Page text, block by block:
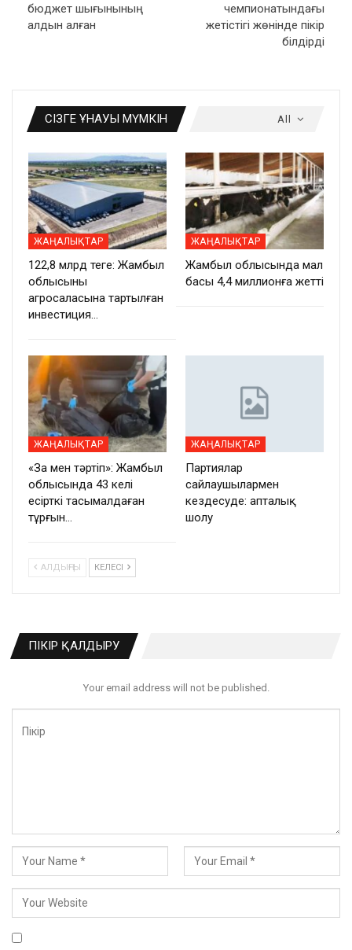
бюджет шығынының
алдын алған
чемпионатындағы
жетістігі жөнінде пікір
білдірді
All
СІЗГЕ ҰНАУЫ МҮМКІН
ЖАҢАЛЫҚТАР
122,8 млрд теңге: Жамбыл
облысының
агросаласына тартылған
инвестиция…
ЖАҢАЛЫҚТАР
Жамбыл облысында мал
басы 4,4 миллионға жетті
ЖАҢАЛЫҚТАР
«Заң мен тәртіп»: Жамбыл
облысында 43 келі
есірткі тасымалдаған
тұрғын…
ЖАҢАЛЫҚТАР
Партиялар
сайлаушылармен
кездесуде: апталық
шолу
АЛДЫҢҒЫ КЕЛЕСІ
ПІКІР ҚАЛДЫРУ
Your email address will not be published.